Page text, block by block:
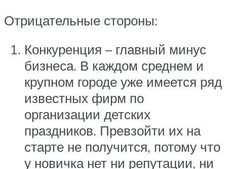
Отрицательные стороны:
Конкуренция – главный минус
бизнеса. В каждом среднем и
крупном городе уже имеется ряд
известных фирм по
организации детских
праздников. Превзойти их на
старте не получится, потому что
у новичка нет ни репутации, ни